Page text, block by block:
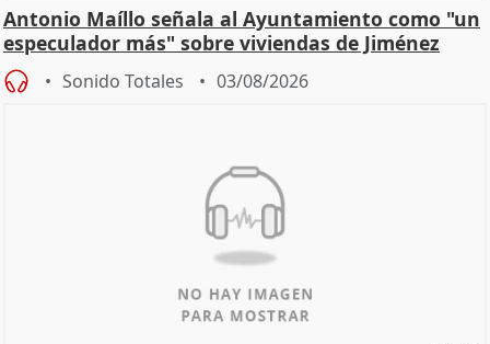
Antonio Maíllo señala al Ayuntamiento como "un
especulador más" sobre viviendas de Jiménez
Becerril
Sonido Totales 03/08/2026